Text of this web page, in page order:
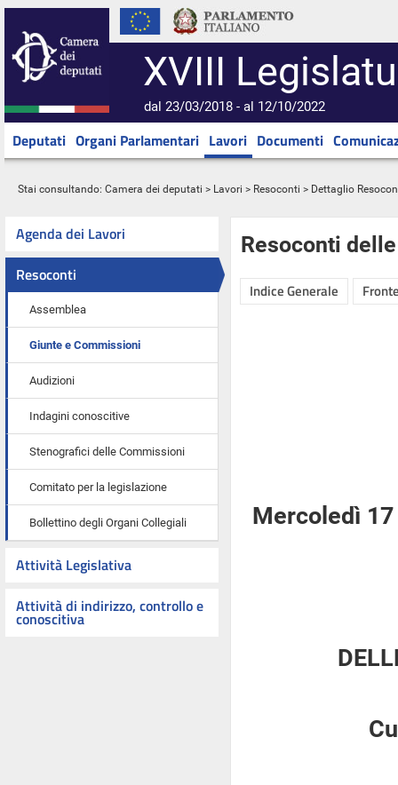
XVIII
dal 23/03/2018 - al 12/10/2022
Deputati Organi Parlamentari Lavori Documenti
Stai consultando: Camera dei deputati > Lavori > Resoconti > Dettaglio
Agenda dei Lavori
Resoconti
Assemblea
Giunte e Commissioni
Audizioni
Indagini conoscitive
Stenografici delle Commissioni
Comitato per la legislazione
Bollettino degli Organi Collegiali
Attività Legislativa
Attività di indirizzo, controllo e
conoscitiva
Resoconti
Indice Generale
Mercoledì